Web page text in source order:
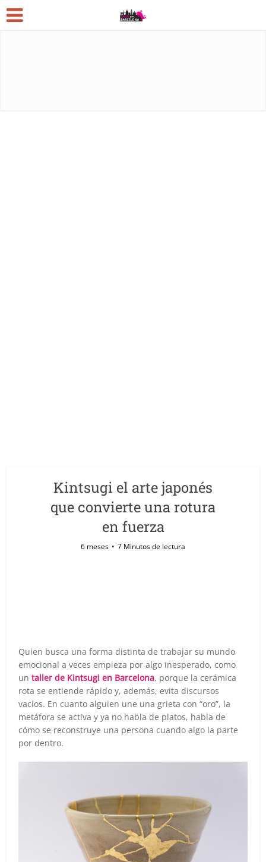
Kintsugi el arte japonés
que convierte una rotura
en fuerza
6 meses 7 Minutos de lectura
Quien busca una forma distinta de trabajar su mundo
emocional a veces empieza por algo inesperado, como
untaller de Kintsugi en Barcelona, porque la cerámica
rota se entiende rápido y, además, evita discursos
vacíos. En cuanto alguien une una grieta con “oro”, la
metáfora se activa y ya no habla de platos, habla de
cómo se reconstruye una persona cuando algo la parte
por dentro.